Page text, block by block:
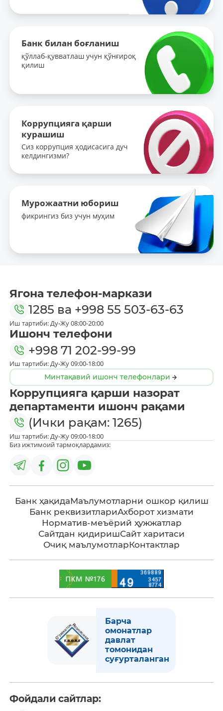
Банк билан боғланиш
қўллаб-қувватлаш учун қўнғироқ
қилиш
Коррупцияга қарши
курашиш
Сиз коррупция ҳодисасига дуч
келдингизми?
Мурожаатни юбориш
фикрингиз биз учун муҳим
Ягона телефон-маркази
1285 ва +998 55 503-63-63
Иш тартиби: Ду-Жу 08:00-20:00
Ишонч телефони
+998 71 202-99-99
Иш тартиби: Ду-Жу 09:00-18:00
Минтақавий ишонч телефонлари
Коррупцияга қарши назорат
департаменти ишонч рақами
(Ички рақам: 1265)
Иш тартиби: Ду-Жу 09:00-18:00
Биз ижтимоий тармоқлардамиз:
Банк ҳақидаМаълумотларни ошкор қилиш
Банк реквизитлариАхборот хизмати
Норматив-меъёрий ҳужжатлар
Сайтдан қидиришСайт харитаси
Очиқ маълумотларКонтактлар
Барча
омонатлар
давлат
томонидан
суғурталанган
Фойдали сайтлар: